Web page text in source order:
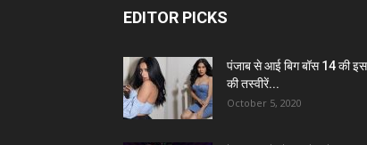
EDITOR PICKS
पंजाब से आई बिग बॉस 14 की
की तस्वीरें...
October 5, 2020